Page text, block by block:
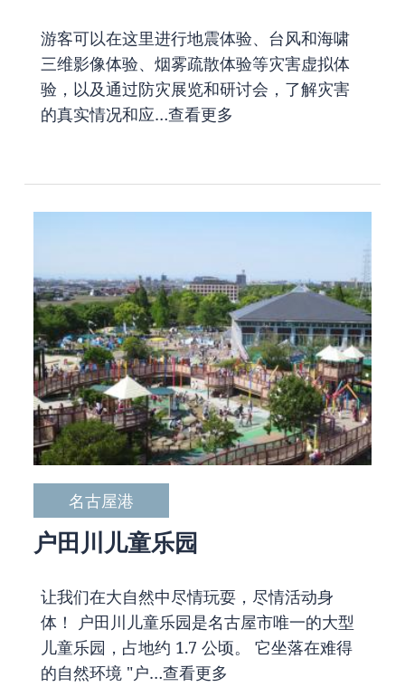
游客可以在这里进行地震体验、台风和海啸
三维影像体验、烟雾疏散体验等灾害虚拟体
验，以及通过防灾展览和研讨会，了解灾害
的真实情况和应…查看更多
名古屋港
户田川儿童乐园
让我们在大自然中尽情玩耍，尽情活动身
体！ 户田川儿童乐园是名古屋市唯一的大型
儿童乐园，占地约 1.7 公顷。 它坐落在难得
的自然环境 "户…查看更多